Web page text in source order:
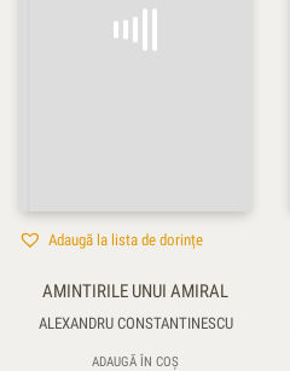
Adaugă la lista de dorințe
AMINTIRILE UNUI AMIRAL
ALEXANDRU CONSTANTINESCU
ADAUGĂ ÎN COȘ